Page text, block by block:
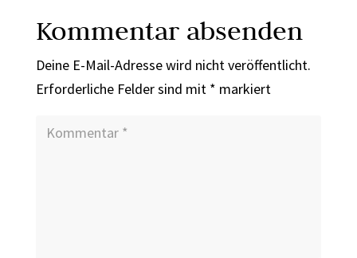
Kommentar absenden
Deine E-Mail-Adresse wird nicht veröffentlicht.
Erforderliche Felder sind mit * markiert